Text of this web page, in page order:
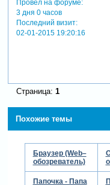
Провел на форуме:
3 дня 0 часов
Последний визит:
02-01-2015 19:20:16
Страница: 1
Похожие темы
Браузер (Web–
обозреватель)
Папочка - Папа